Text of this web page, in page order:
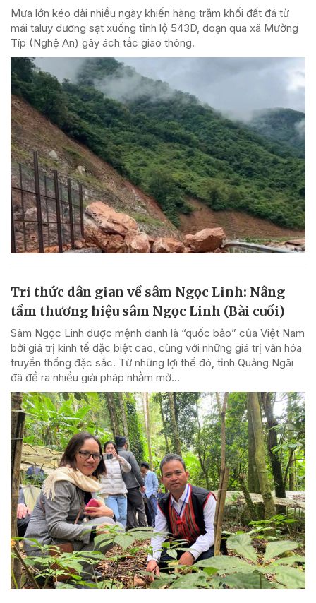
Mưa lớn kéo dài nhiều ngày khiến hàng trăm khối đất đá từ
mái taluy dương sạt xuống tỉnh lộ 543D, đoạn qua xã Mường
Típ (Nghệ An) gây ách tắc giao thông.
Tri thức dân gian về sâm Ngọc Linh: Nâng
tầm thương hiệu sâm Ngọc Linh (Bài cuối)
Sâm Ngọc Linh được mệnh danh là “quốc bảo” của Việt Nam
bởi giá trị kinh tế đặc biệt cao, cùng với những giá trị văn hóa
truyền thống đặc sắc. Từ những lợi thế đó, tỉnh Quảng Ngãi
đã đề ra nhiều giải pháp nhằm mở...